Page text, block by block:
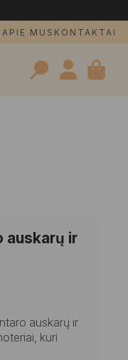
APIE MUS KONTAKTAI
auskarų ir
auskarų ir
kuri